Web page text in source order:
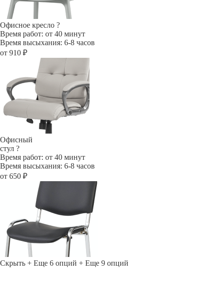
Офисное кресло ?
Время работ: от 40 минут
Время высыхания: 6-8 часов
от 910 ₽
Офисный
стул ?
Время работ: от 40 минут
Время высыхания: 6-8 часов
от 650 ₽
Скрыть + Еще 6 опций + Еще 9 опций